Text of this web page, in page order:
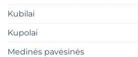
Kubilai
Kupolai
Medinės pavėsinės